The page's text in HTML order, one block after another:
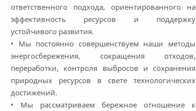
ответственного подхода, ориентированного на
эффективность ресурсов и поддержку
устойчивого развития.
• Мы постоянно совершенствуем наши методы
энергосбережения, сокращения отходов,
переработки, контроля выбросов и сохранения
природных ресурсов в свете технологических
достижений.
• Мы рассматриваем бережное отношение к